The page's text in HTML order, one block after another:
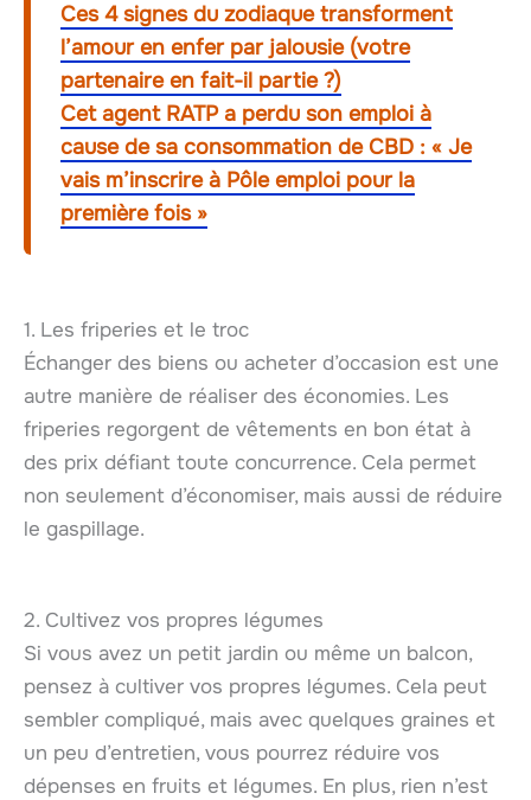
Ces 4 signes du zodiaque transforment
l’amour en enfer par jalousie (votre
partenaire en fait-il partie ?)
Cet agent RATP a perdu son emploi à
cause de sa consommation de CBD : « Je
vais m’inscrire à Pôle emploi pour la
première fois »
1. Les friperies et le troc
Échanger des biens ou acheter d’occasion est une
autre manière de réaliser des économies. Les
friperies regorgent de vêtements en bon état à
des prix défiant toute concurrence. Cela permet
non seulement d’économiser, mais aussi de réduire
le gaspillage.
2. Cultivez vos propres légumes
Si vous avez un petit jardin ou même un balcon,
pensez à cultiver vos propres légumes. Cela peut
sembler compliqué, mais avec quelques graines et
un peu d’entretien, vous pourrez réduire vos
dépenses en fruits et légumes. En plus, rien n’est